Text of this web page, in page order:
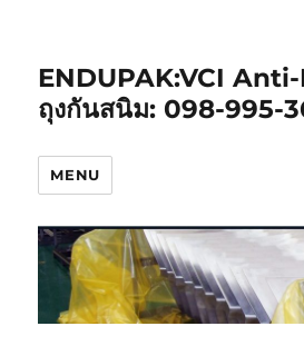
ENDUPAK:VCI
ถุงกันสนิม: 098-995-
MENU